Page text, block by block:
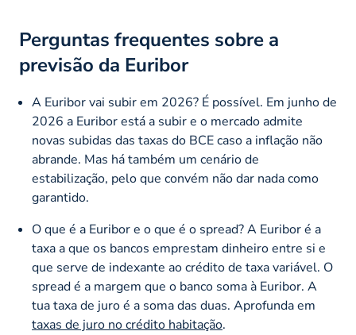
Perguntas frequentes sobre a
previsão da Euribor
A Euribor vai subir em 2026? É possível. Em junho de
2026 a Euribor está a subir e o mercado admite
novas subidas das taxas do BCE caso a inflação não
abrande. Mas há também um cenário de
estabilização, pelo que convém não dar nada como
garantido.
O que é a Euribor e o que é o spread? A Euribor é a
taxa a que os bancos emprestam dinheiro entre si e
que serve de indexante ao crédito de taxa variável. O
spread é a margem que o banco soma à Euribor. A
tua taxa de juro é a soma das duas. Aprofunda em
taxas de juro no crédito habitação.